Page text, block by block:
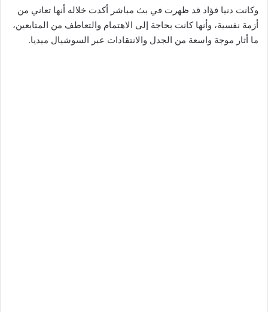
وكانت دنيا فؤاد قد ظهرت في بث مباشر أكدت خلاله أنها تعاني من
أزمة نفسية، وأنها كانت بحاجة إلى الاهتمام والتعاطف من المتابعين،
ما أثار موجة واسعة من الجدل والانتقادات عبر السوشيال ميديا.